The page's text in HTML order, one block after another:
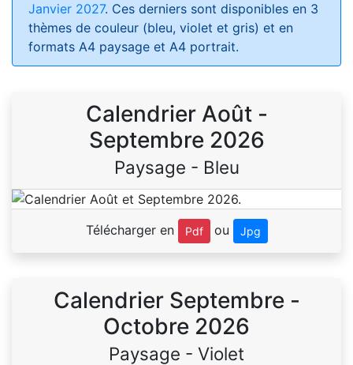
Janvier 2027. Ces derniers sont disponibles en 3
thèmes de couleur (bleu, violet et gris) et en
formats A4 paysage et A4 portrait.
Calendrier Août -
Septembre 2026
Paysage - Bleu
Télécharger en Pdf ou Jpg
Calendrier Septembre -
Octobre 2026
Paysage - Violet